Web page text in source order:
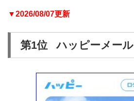
▼2026/08/07更新
第1位 ハッピーメール